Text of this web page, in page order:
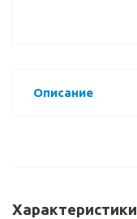
Описание
Характеристики